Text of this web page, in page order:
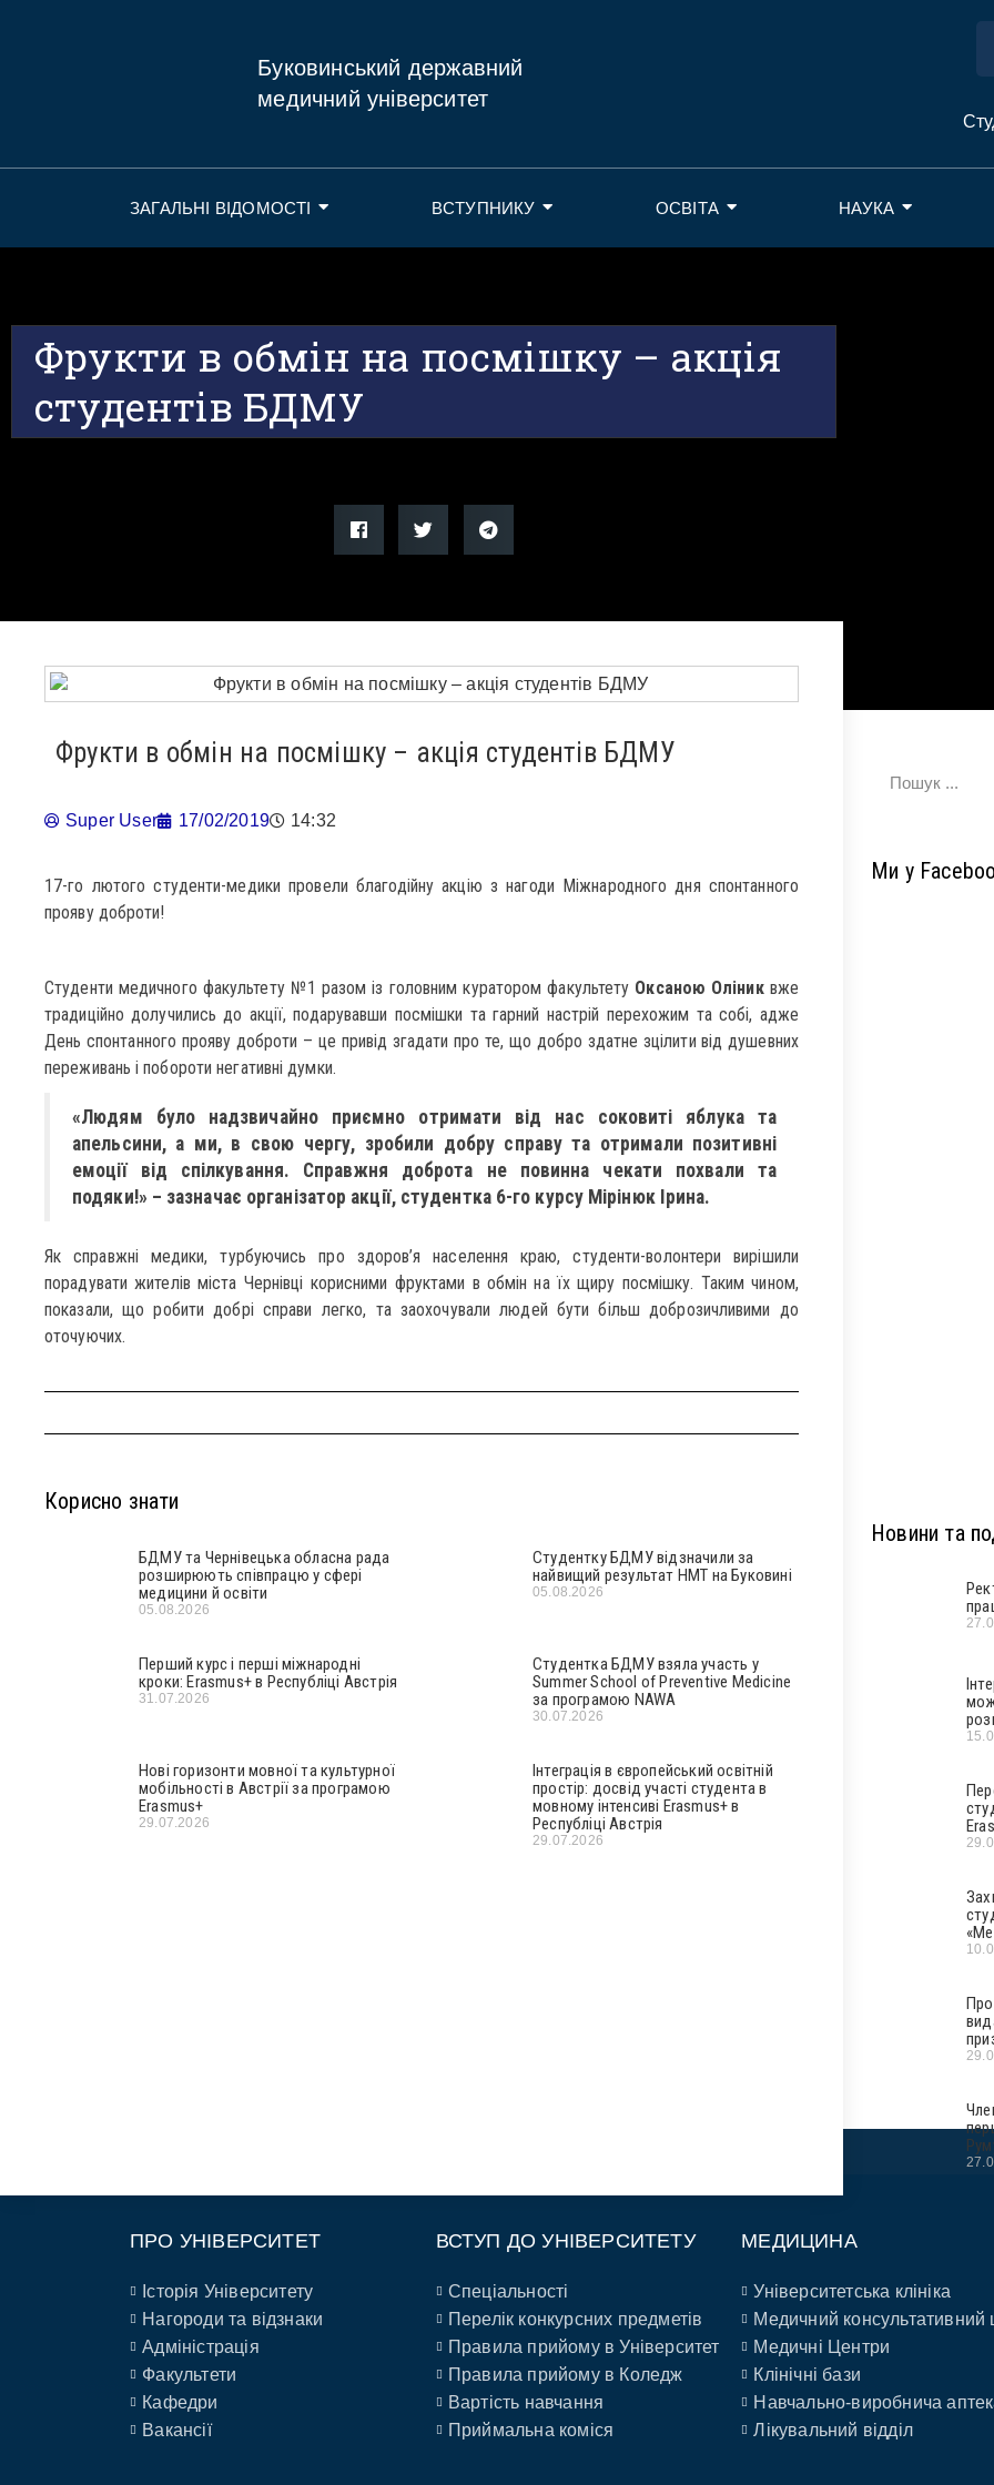
Буковинський державний
медичний університет
ЗАГАЛЬНІ ВІДОМОСТІ ВСТУПНИКУ ОСВІТА НАУКА
Фрукти в обмін на посмішку – акція
студентів БДМУ
Фрукти в обмін на посмішку – акція студентів БДМУ
Super User 17/02/2019 14:32
17-го лютого студенти-медики провели благодійну акцію з нагоди Міжнародного дня спонтанного
прояву доброти!
Студенти медичного факультету №1 разом із головним куратором факультету Оксаною Оліниквже
традиційно долучились до акції, подарувавши посмішки та гарний настрій перехожим та собі, адже
День спонтанного прояву доброти – це привід згадати про те, що добро здатне зцілити від душевних
переживань і побороти негативні думки.
«Людям було надзвичайно приємно отримати від нас соковиті яблука та
апельсини, а ми, в свою чергу, зробили добру справу та отримали позитивні
емоції від спілкування. Справжня доброта не повинна чекати похвали та
подяки!» – зазначає організатор акції, студентка 6-го курсу Мірінюк Ірина.
Як справжні медики, турбуючись про здоров’я населення краю, студенти-волонтери вирішили
порадувати жителів міста Чернівці корисними фруктами в обмін на їх щиру посмішку. Таким чином,
показали, що робити добрі справи легко, та заохочували людей бути більш доброзичливими до
оточуючих.
Корисно знати
БДМУ та Чернівецька обласна рада
розширюють співпрацю у сфері
медицини й освіти
05.08.2026
Студентку БДМУ відзначили за
найвищий результат НМТ на Буковині
05.08.2026
Перший курс і перші міжнародні
кроки: Erasmus+ в Республіці Австрія
31.07.2026
Студентка БДМУ взяла участь у
Summer School of Preventive Medicine
за програмою NAWA
30.07.2026
Нові горизонти мовної та культурної
мобільності в Австрії за програмою
Erasmus+
29.07.2026
Інтеграція в європейський освітній
простір: досвід участі студента в
мовному інтенсиві Erasmus+ в
Республіці Австрія
29.07.2026
Ми у
Новини та
ПРО УНІВЕРСИТЕТ
Історія Університету
Нагороди та відзнаки
Адміністрація
Факультети
Кафедри
Вакансії
ВСТУП ДО УНІВЕРСИТЕТУ
Спеціальності
Перелік конкурсних предметів
Правила прийому в Університет
Правила прийому в Коледж
Вартість навчання
Приймальна коміся
МЕДИЦИНА
Університетська клініка
Медичний консультативний
Медичні Центри
Клінічні бази
Навчально-виробнича
Лікувальний відділ